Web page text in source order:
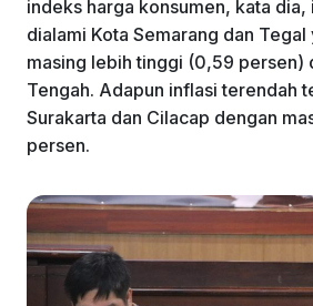
indeks harga konsumen, kata
dialami Kota Semarang dan
masing lebih tinggi (0,59 persen)
Tengah. Adapun inflasi terendah
Surakarta dan Cilacap dengan
persen.